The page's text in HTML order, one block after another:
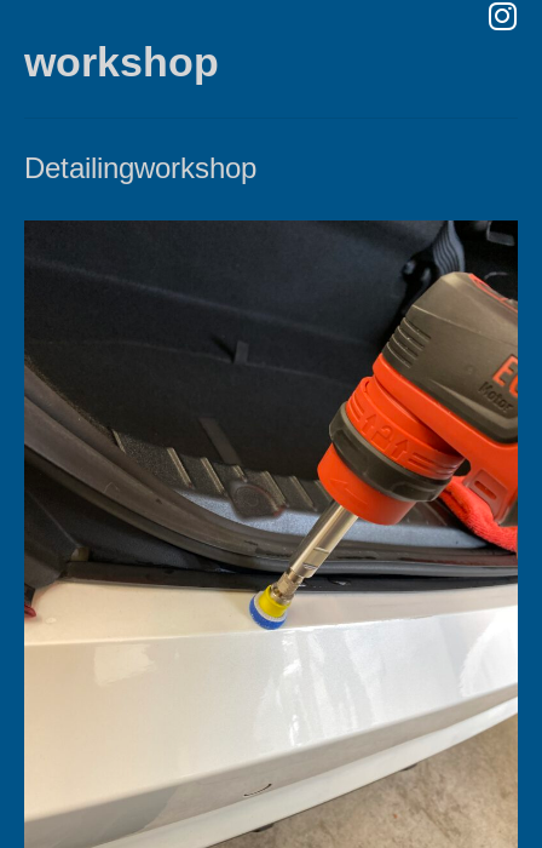
workshop
Detailingworkshop